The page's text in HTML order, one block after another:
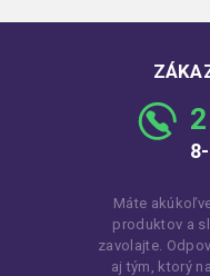
Máte
produktov a
zavolajte.
aj tým, ktorý